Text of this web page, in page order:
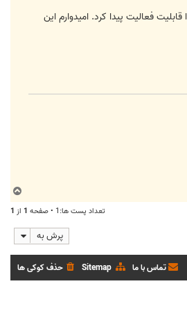
فعالیت پیدا کرد. امیدوارم این
ا
تعداد پست ها:1 • صفحه 1 از 1
پرش به
حذف کوکی ها Sitemap تماس با ما